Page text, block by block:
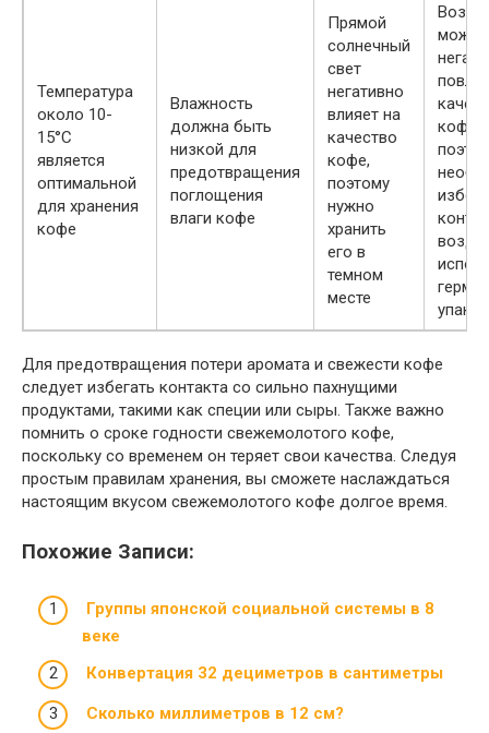
Температура
около 10-
15°C
является
оптимальной
для хранения
кофе
Влажность
должна быть
низкой для
предотвращения
поглощения
влаги кофе
Прямой
солнечный
свет
негативно
влияет на
качество
кофе,
поэтому
нужно
хранить
его в
темном
месте
может
кофе,
Для предотвращения потери аромата и свежести кофе
следует избегать контакта со сильно пахнущими
продуктами, такими как специи или сыры. Также важно
помнить о сроке годности свежемолотого кофе,
поскольку со временем он теряет свои качества. Следуя
простым правилам хранения, вы сможете наслаждаться
настоящим вкусом свежемолотого кофе долгое время.
Похожие Записи:
Группы японской социальной системы в 8
веке
Конвертация 32 дециметров в сантиметры
Сколько миллиметров в 12 см?